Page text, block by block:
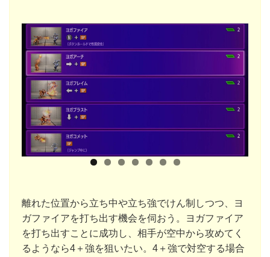
離れた位置から立ち中や立ち強でけん制しつつ、ヨ
ガファイアを打ち出す機会を伺おう。ヨガファイア
を打ち出すことに成功し、相手が空中から攻めてく
るようなら4＋強を狙いたい。4＋強で対空する場合